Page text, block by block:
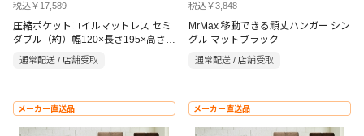
税込￥17,589
圧縮ポケットコイルマットレス セミ
ダブル（約）幅120×長さ195×高さ
通常配送 / 店舗受取
税込￥3,848
MrMax 移動できる頑丈ハンガー シン
グル マットブラック
通常配送 / 店舗受取
メーカー直送品 メーカー直送品